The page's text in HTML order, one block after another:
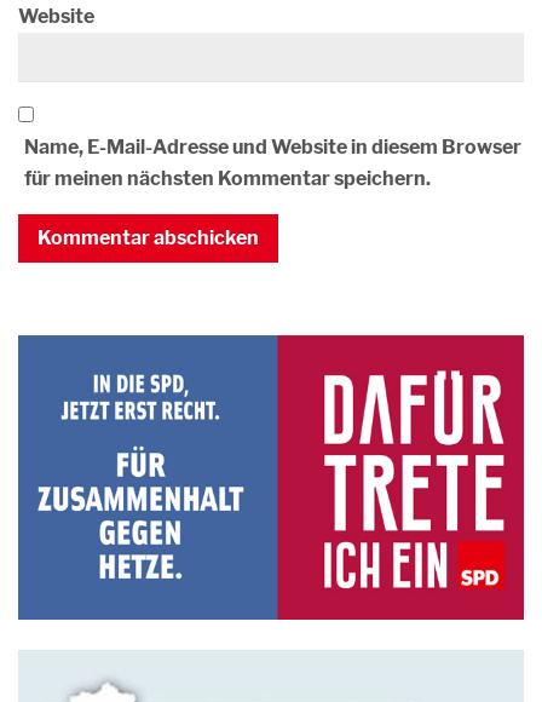
Website
Name, E-Mail-Adresse und Website in diesem Browser
für meinen nächsten Kommentar speichern.